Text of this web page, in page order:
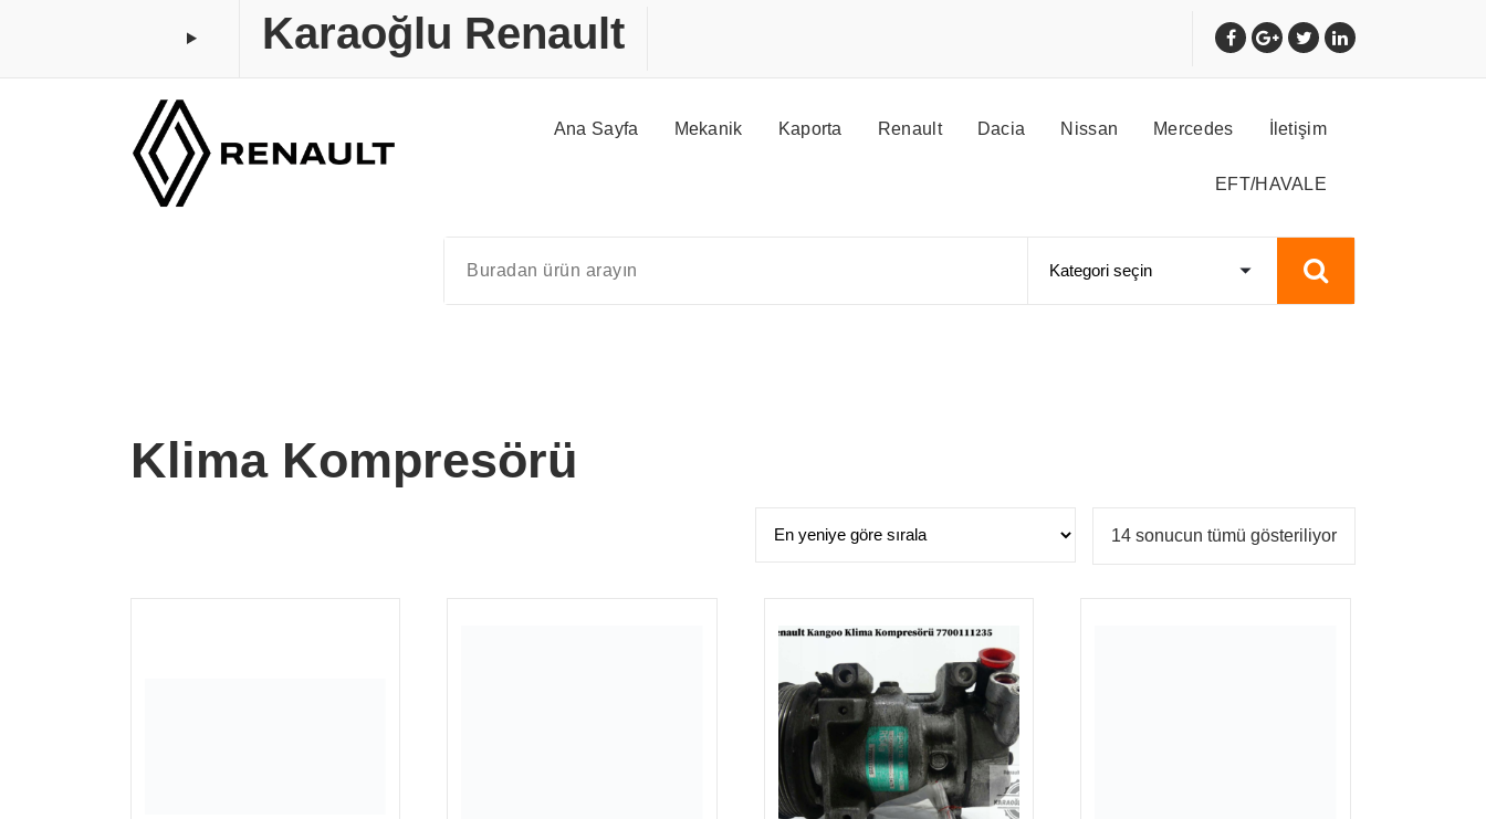
Karaoğlu Renault
Ana Sayfa Mekanik Kaporta Renault Dacia Nissan Mercedes İletişim
EFT/HAVALE
Klima Kompresörü
14 sonucun tümü gösteriliyorEn